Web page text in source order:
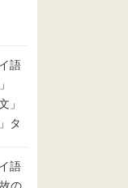
語
」
タ
語